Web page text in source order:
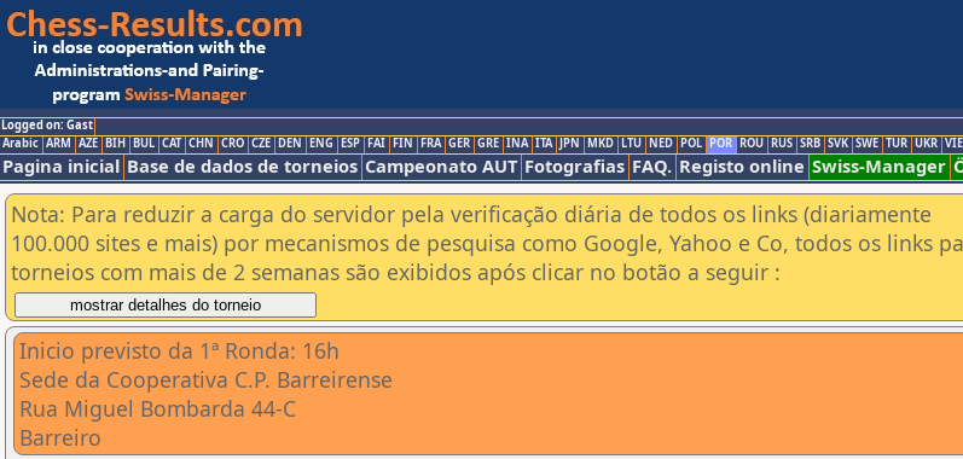
Logged on: Gast
Arabic ARM AZE BIH BUL CAT CHN CRO CZE DEN ENG ESP FAI FIN FRA GER GRE INA ITA JPN MKD LTU NED POL POR ROU RUS SRB SVK SWE TUR UKR VIE
Pagina inicial Base de dados de torneios Campeonato AUT Fotografias FAQ. Registo online Swiss-Manager
Nota: Para reduzir a carga do servidor pela verificação diária de todos os links (diariamente
100.000 sites e mais) por mecanismos de pesquisa como Google, Yahoo e Co, todos os links
torneios com mais de 2 semanas são exibidos após clicar no botão a seguir :
Inicio previsto da 1ª Ronda: 16h
Sede da Cooperativa C.P. Barreirense
Rua Miguel Bombarda 44-C
Barreiro